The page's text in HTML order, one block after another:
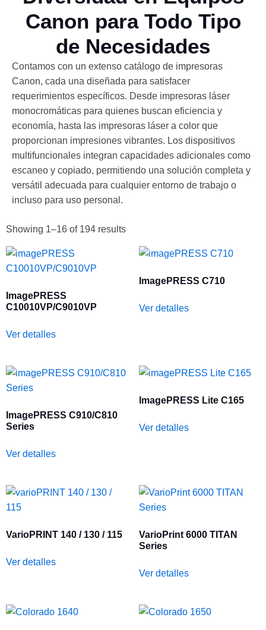
Canon para Todo Tipo
de Necesidades
Contamos con un extenso catálogo de impresoras
Canon, cada una diseñada para satisfacer
requerimientos específicos. Desde impresoras láser
monocromáticas para quienes buscan eficiencia y
economía, hasta las impresoras láser a color que
proporcionan impresiones vibrantes. Los dispositivos
multifuncionales integran capacidades adicionales como
escaneo y copiado, permitiendo una solución completa y
versátil adecuada para cualquier entorno de trabajo o
incluso para uso personal.
Showing 1–16 of 194 results
ImagePRESS
C10010VP/C9010VP
Ver detalles
ImagePRESS C710
Ver detalles
ImagePRESS C910/C810
Series
Ver detalles
ImagePRESS Lite C165
Ver detalles
VarioPRINT 140 / 130 / 115
Ver detalles
VarioPrint 6000 TITAN
Series
Ver detalles